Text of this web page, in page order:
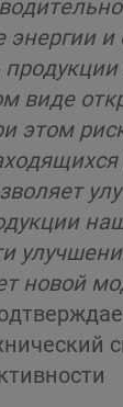
энергии
виде
этом
новой